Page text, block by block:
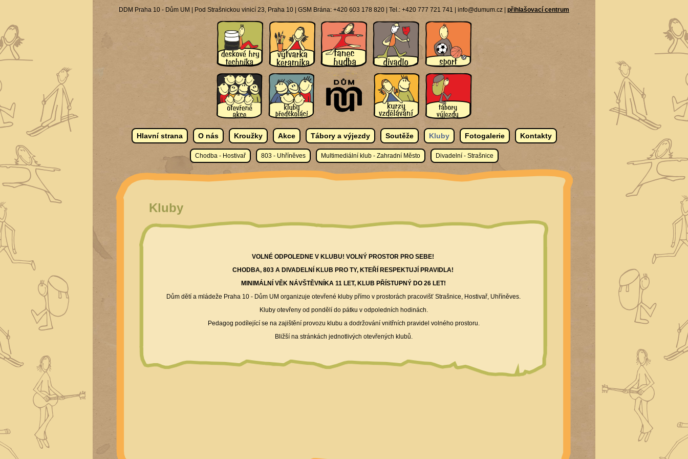
DDM Praha 10 - Dům UM | Pod Strašnickou vinicí 23, Praha 10 | GSM Brána: +420 603 178 820 | Tel.: +420 777 721 741 | info@dumum.cz | přihlašovací centrum
Hlavní strana O nás Kroužky Akce Tábory a výjezdy Soutěže Kluby Fotogalerie Kontakty
Chodba - Hostivař 803 - Uhříněves Multimediální klub - Zahradní Město Divadelní - Strašnice
Kluby
VOLNÉ ODPOLEDNE V KLUBU! VOLNÝ PROSTOR PRO SEBE!
CHODBA, 803 A DIVADELNÍ KLUB PRO TY, KTEŘÍ RESPEKTUJÍ PRAVIDLA!
MINIMÁLNÍ VĚK NÁVŠTĚVNÍKA 11 LET, KLUB PŘÍSTUPNÝ DO 26 LET!
Dům dětí a mládeže Praha 10 - Dům UM organizuje otevřené kluby přímo v prostorách pracovišť Strašnice, Hostivař, Uhříněves.
Kluby otevřeny od pondělí do pátku v odpoledních hodinách.
Pedagog podílející se na zajištění provozu klubu a dodržování vnitřních pravidel volného prostoru.
Bližší na stránkách jednotlivých otevřených klubů.